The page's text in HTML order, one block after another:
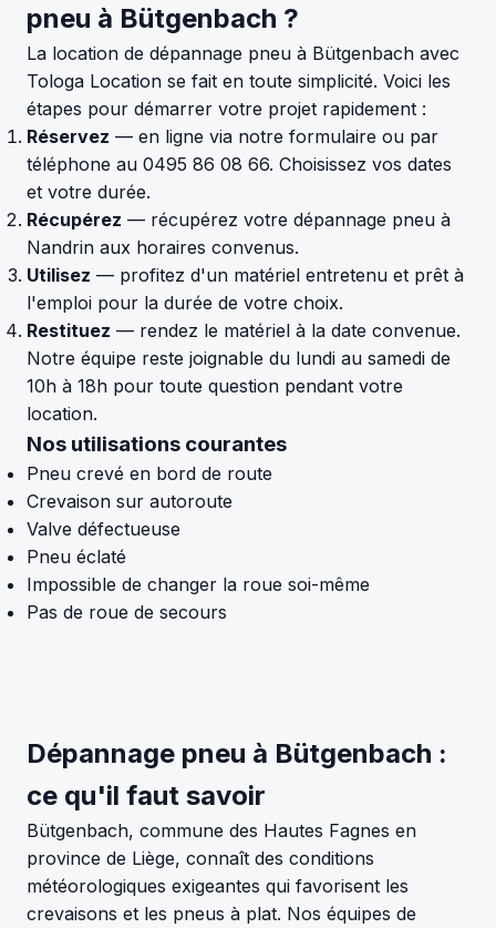
pneu à Bütgenbach ?
La location de dépannage pneu à Bütgenbach avec
Tologa Location se fait en toute simplicité. Voici les
étapes pour démarrer votre projet rapidement :
Réservez — en ligne via notre formulaire ou par
téléphone au 0495 86 08 66. Choisissez vos dates
et votre durée.
Récupérez — récupérez votre dépannage pneu à
Nandrin aux horaires convenus.
Utilisez — profitez d'un matériel entretenu et prêt à
l'emploi pour la durée de votre choix.
Restituez — rendez le matériel à la date convenue.
Notre équipe reste joignable du lundi au samedi de
10h à 18h pour toute question pendant votre
location.
Nos utilisations courantes
Pneu crevé en bord de route
Crevaison sur autoroute
Valve défectueuse
Pneu éclaté
Impossible de changer la roue soi-même
Pas de roue de secours
Dépannage pneu à Bütgenbach :
ce qu'il faut savoir
Bütgenbach, commune des Hautes Fagnes en
province de Liège, connaît des conditions
météorologiques exigeantes qui favorisent les
crevaisons et les pneus à plat. Nos équipes de